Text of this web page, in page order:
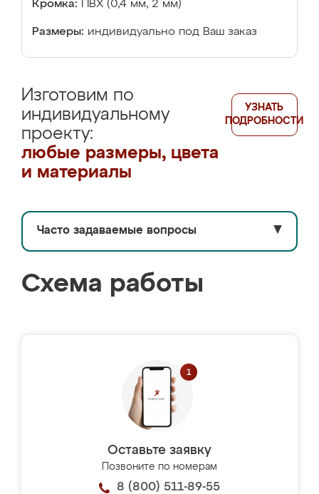
Кромка: ПВХ (0,4 мм, 2 мм)
Размеры: индивидуально под Ваш заказ
Изготовим по
индивидуальному
проекту:
любые размеры, цвета
и материалы
УЗНАТЬ
ПОДРОБНОСТИ
Часто задаваемые вопросы ▼
Схема работы
Оставьте заявку
Позвоните по номерам
8 (800) 511-89-55